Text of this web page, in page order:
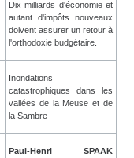
Dix milliards d'économie et
autant d'impôts nouveaux
doivent assurer un retour à
l'orthodoxie budgétaire.
Inondations
catastrophiques dans les
vallées de la Meuse et de
la Sambre
Paul-Henri SPAAK